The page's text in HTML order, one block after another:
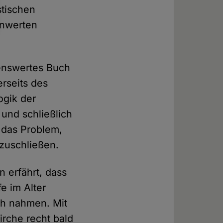
Buch
des
der
schließlich
Problem,
erfährt, dass
im Alter
nahmen. Mit
recht bald